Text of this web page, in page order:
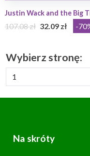
Justin Wack and the Big
107.08 zł 32.09 zł -
Wybierz stronę:
Na skróty